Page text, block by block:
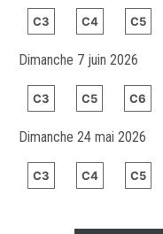
C3 C4 C5
Dimanche 7 juin 2026
C3 C5 C6
Dimanche 24 mai 2026
C3 C4 C5